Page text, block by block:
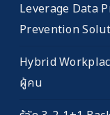
Leverage Data
Prevention
Hybrid
ผู้คน